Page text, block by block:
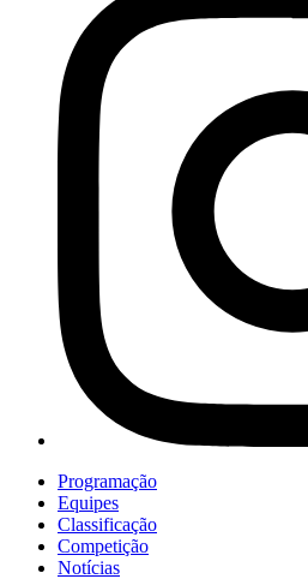
Programação
Equipes
Classificação
Competição
Notícias